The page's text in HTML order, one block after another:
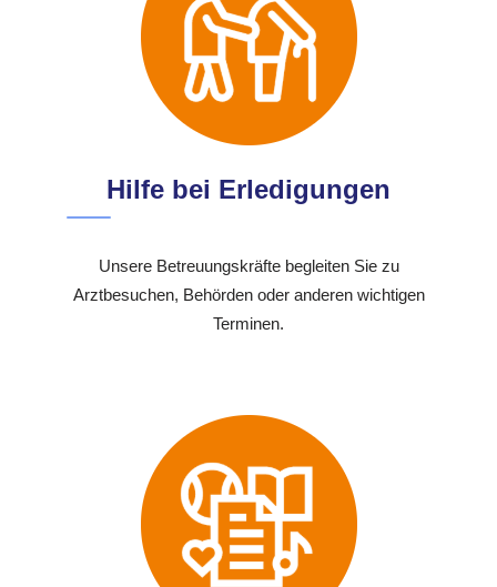
Hilfe bei Erledigungen
Unsere Betreuungskräfte begleiten Sie zu
Arztbesuchen, Behörden oder anderen wichtigen
Terminen.